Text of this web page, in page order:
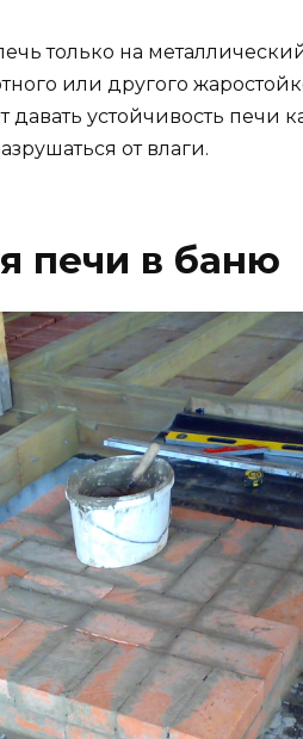
только на
или другого
давать устойчивость печи
от влаги.
печи в баню